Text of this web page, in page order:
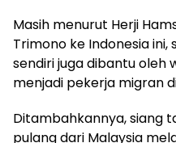
Masih menurut Herji
Trimono ke Indonesia
sendiri juga dibantu oleh
menjadi pekerja migran
Ditambahkannya, siang
pulang dari Malaysia